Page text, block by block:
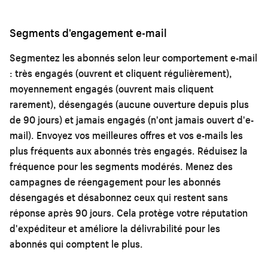
Segments d'engagement e-mail
Segmentez les abonnés selon leur comportement e-mail
: très engagés (ouvrent et cliquent régulièrement),
moyennement engagés (ouvrent mais cliquent
rarement), désengagés (aucune ouverture depuis plus
de 90 jours) et jamais engagés (n'ont jamais ouvert d'e-
mail). Envoyez vos meilleures offres et vos e-mails les
plus fréquents aux abonnés très engagés. Réduisez la
fréquence pour les segments modérés. Menez des
campagnes de réengagement pour les abonnés
désengagés et désabonnez ceux qui restent sans
réponse après 90 jours. Cela protège votre réputation
d'expéditeur et améliore la délivrabilité pour les
abonnés qui comptent le plus.